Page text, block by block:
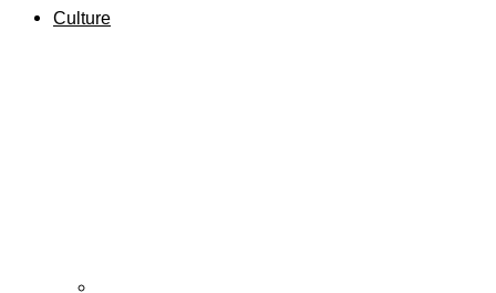
Culture